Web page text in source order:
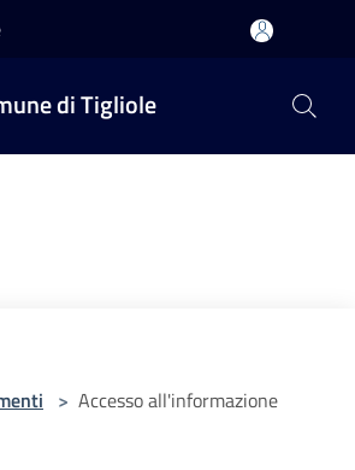
di Tigliole
> Accesso all'informazione